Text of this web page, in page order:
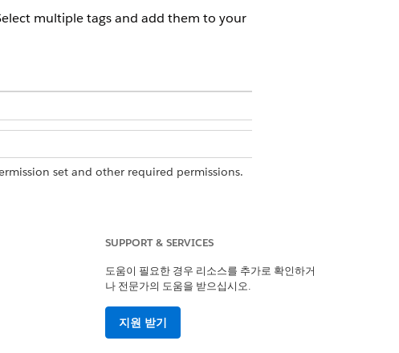
multiple tags and add them to your
set and other required permissions.
SUPPORT & SERVICES
도움이 필요한 경우 리소스를 추가로 확인하거
나 전문가의 도움을 받으십시오.
지원 받기